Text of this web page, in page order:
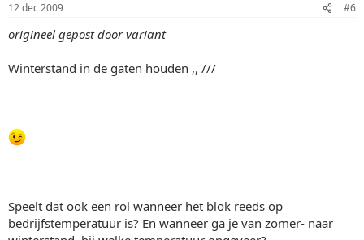
12 dec 2009 #6
origineel gepost door variant
Winterstand in de gaten houden ,, ///
Speelt dat ook een rol wanneer het blok reeds op
bedrijfstemperatuur is? En wanneer ga je van zomer- naar